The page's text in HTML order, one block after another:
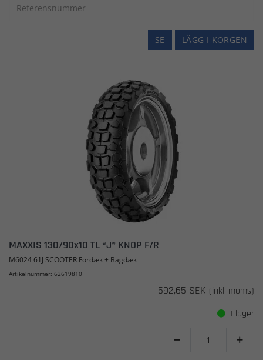
LÄGG I KORGEN
SE
MAXXIS 130/90x10 TL *J* KNOP F/R
M6024 61J SCOOTER Fordæk + Bagdæk
Artikelnummer: 62619810
592,65 SEK (inkl. moms)
I lager
 